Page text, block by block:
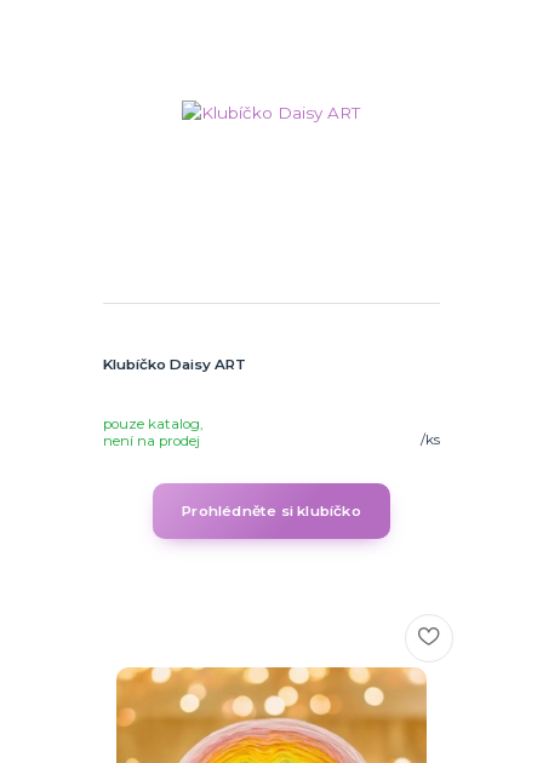
Klubíčko Daisy ART
/ks
pouze katalog,
není na prodej
Prohlédněte si klubíčko